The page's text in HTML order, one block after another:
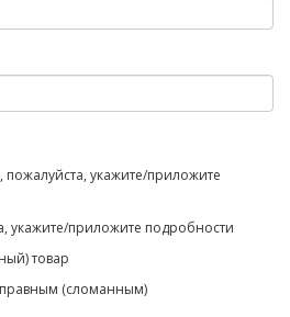
пожалуйста, укажите/приложите
укажите/приложите подробности
товар
(сломанным)